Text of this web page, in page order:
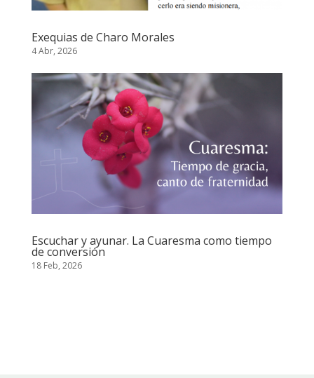
Exequias de Charo Morales
4 Abr, 2026
Escuchar y ayunar. La Cuaresma como tiempo
de conversión
18 Feb, 2026